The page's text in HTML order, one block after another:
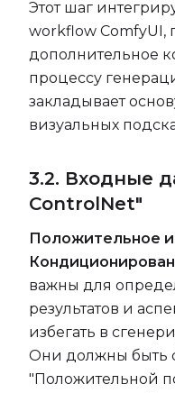
Этот шаг
workflow ComfyUI,
дополнительное
процессу
закладывает
визуальных
3.2. Входные
ControlNet"
Положительное
важны для
результатов и
избегать в
Они должны быть
"Положительной